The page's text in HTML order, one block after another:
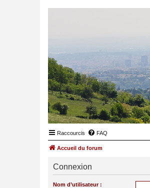
Raccourcis FAQ
Accueil du forum
Connexion
Nom d’utilisateur :